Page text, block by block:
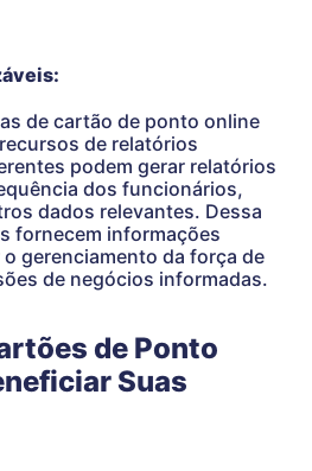
de cartão de ponto online
de relatórios
podem gerar relatórios
dos funcionários,
dados relevantes. Dessa
fornecem informações
gerenciamento da força de
de negócios informadas.
de Ponto
Suas